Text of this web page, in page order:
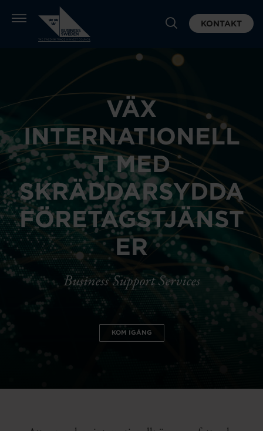
KONTAKT
VÄX
INTERNATIONELL
T MED
SKRÄDDARSYDDA
FÖRETAGSTJÄNST
ER
Business Support Services
KOM IGÅNG